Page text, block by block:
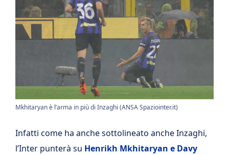
Mkhitaryan è l’arma in più di Inzaghi (ANSA Spaziointer.it)
Infatti come ha anche sottolineato anche Inzaghi,
l’Inter punterà su Henrikh Mkhitaryan e Davy